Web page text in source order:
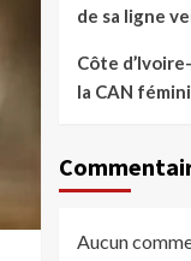
de sa ligne
Côte
la CAN
Aucun